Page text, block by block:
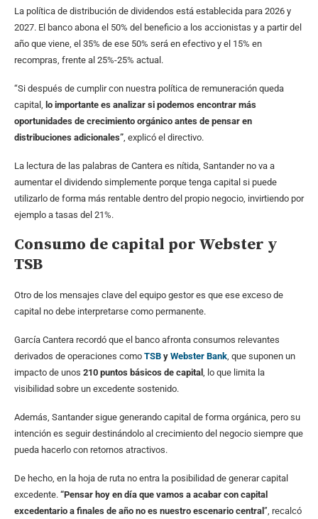
La política de distribución de dividendos está establecida para 2026 y
2027. El banco abona el 50% del beneficio a los accionistas y a partir del
año que viene, el 35% de ese 50% será en efectivo y el 15% en
recompras, frente al 25%-25% actual.
“Si después de cumplir con nuestra política de remuneración queda
capital,
lo importante es analizar si podemos encontrar más
oportunidades de crecimiento orgánico antes de pensar en
distribuciones adicionales” , explicó el directivo.
La lectura de las palabras de Cantera es nítida, Santander no va a
aumentar el dividendo simplemente porque tenga capital si puede
utilizarlo de forma más rentable dentro del propio negocio, invirtiendo por
ejemplo a tasas del 21%.
Consumo de capital por Webster y
TSB
Otro de los mensajes clave del equipo gestor es que ese exceso de
capital no debe interpretarse como permanente.
García Cantera recordó que el banco afronta consumos relevantes
derivados de operaciones como TSB y Webster Bank , que suponen un
impacto de unos 210 puntos básicos de capital
, lo que limita la
visibilidad sobre un excedente sostenido.
Además, Santander sigue generando capital de forma orgánica, pero su
intención es seguir destinándolo al crecimiento del negocio siempre que
pueda hacerlo con retornos atractivos.
De hecho, en la hoja de ruta no entra la posibilidad de generar capital
excedente. “Pensar hoy en día que vamos a acabar con capital
excedentario a finales de año no es nuestro escenario central ”, recalcó